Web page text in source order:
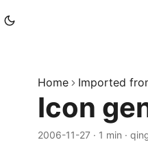
Home Imported
Icon
2006-11-27 · 1 min ·